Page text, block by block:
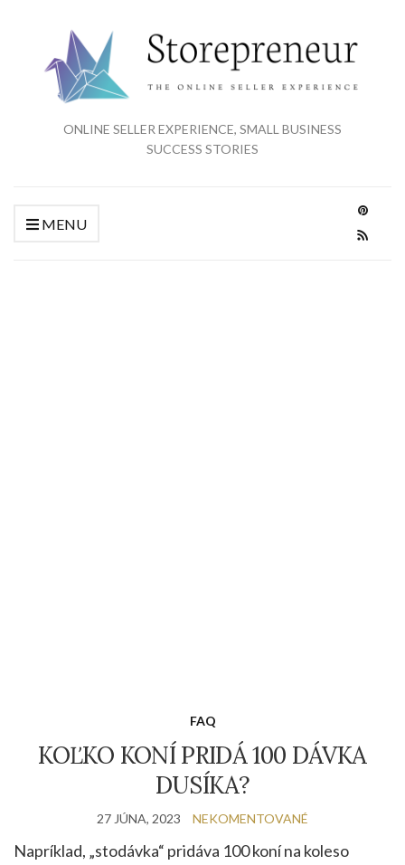
ONLINE SELLER EXPERIENCE, SMALL BUSINESS
SUCCESS STORIES
MENU
FAQ
KOĽKO KONÍ PRIDÁ 100 DÁVKA
DUSÍKA?
27 JÚNA, 2023 NEKOMENTOVANÉ
Napríklad, „stodávka“ pridáva 100 koní na koleso